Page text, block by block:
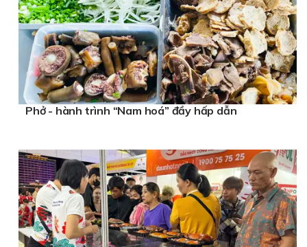
Phở - hành trình “Nam hoá” đầy hấp dẫn